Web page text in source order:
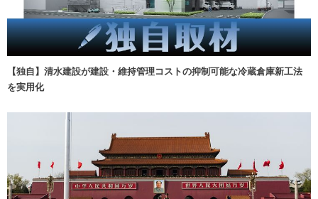
【独自】清水建設が建設・維持管理コストの抑制可能な冷蔵倉庫新工法
を実用化